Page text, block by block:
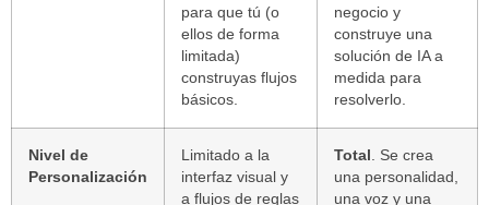
para que tú (o
ellos de forma
limitada)
construyas flujos
básicos.
negocio y
construye una
solución de IA a
medida para
resolverlo.
Nivel de
Personalización
Limitado a la
interfaz visual y
a flujos de reglas
Total
. Se crea
una personalidad,
una voz y una